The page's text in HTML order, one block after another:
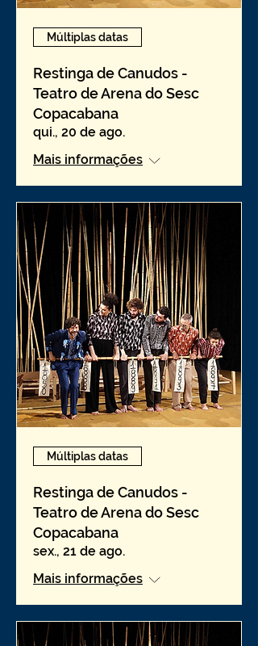
Múltiplas datas
Restinga de Canudos -
Teatro de Arena do Sesc
Copacabana
qui., 20 de ago.
Mais informações
Múltiplas datas
Restinga de Canudos -
Teatro de Arena do Sesc
Copacabana
sex., 21 de ago.
Mais informações